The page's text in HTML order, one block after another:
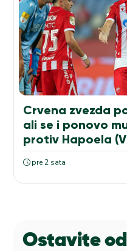
Crvena zvezda
ali se i ponovo
protiv Hapoela
pre 2 sata
Ostavite